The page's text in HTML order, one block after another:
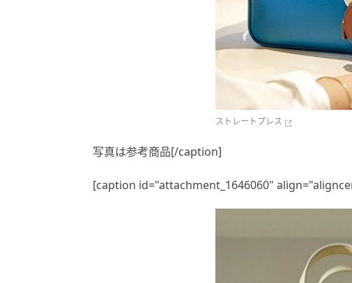
ストレートプレス
写真は参考商品[/caption]
[caption id="attachment_1646060"